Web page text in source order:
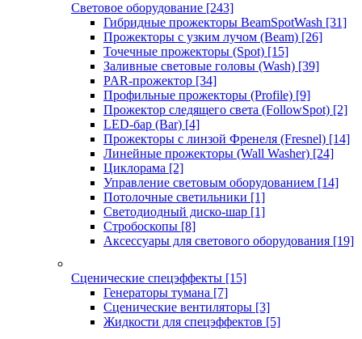
Световое оборудование [243]
Гибридные прожекторы BeamSpotWash [31]
Прожекторы с узким лучом (Beam) [26]
Точечные прожекторы (Spot) [15]
Заливные световые головы (Wash) [39]
PAR-прожектор [34]
Профильные прожекторы (Profile) [9]
Прожектор следящего света (FollowSpot) [2]
LED-бар (Bar) [4]
Прожекторы с линзой Френеля (Fresnel) [14]
Линейные прожекторы (Wall Washer) [24]
Циклорама [2]
Управление световым оборудованием [14]
Потолочные светильники [1]
Светодиодный диско-шар [1]
Стробоскопы [8]
Аксессуары для светового оборудования [19]
Сценические спецэффекты [15]
Генераторы тумана [7]
Сценические вентиляторы [3]
Жидкости для спецэффектов [5]